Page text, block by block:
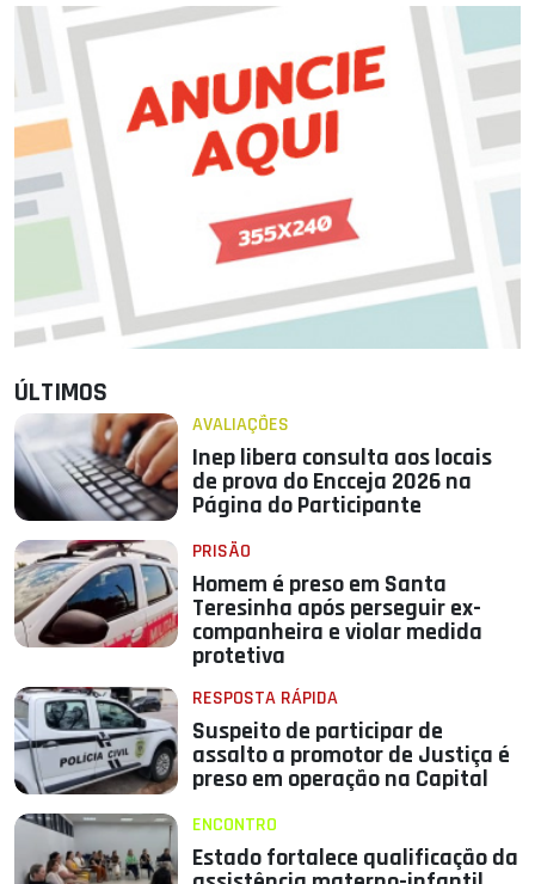
ÚLTIMOS
AVALIAÇÕES
Inep libera consulta aos locais
de prova do Encceja 2026 na
Página do Participante
PRISÃO
Homem é preso em Santa
Teresinha após perseguir ex-
companheira e violar medida
protetiva
RESPOSTA RÁPIDA
Suspeito de participar de
assalto a promotor de Justiça é
preso em operação na Capital
ENCONTRO
Estado fortalece qualificação da